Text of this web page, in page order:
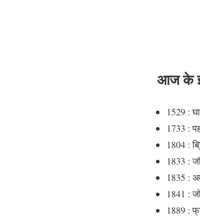
आज के
1529 :
1733 :
1804 :
1833 :
1835 :
1841 :
1889 :